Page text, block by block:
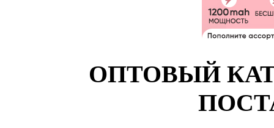
ОПТОВЫЙ